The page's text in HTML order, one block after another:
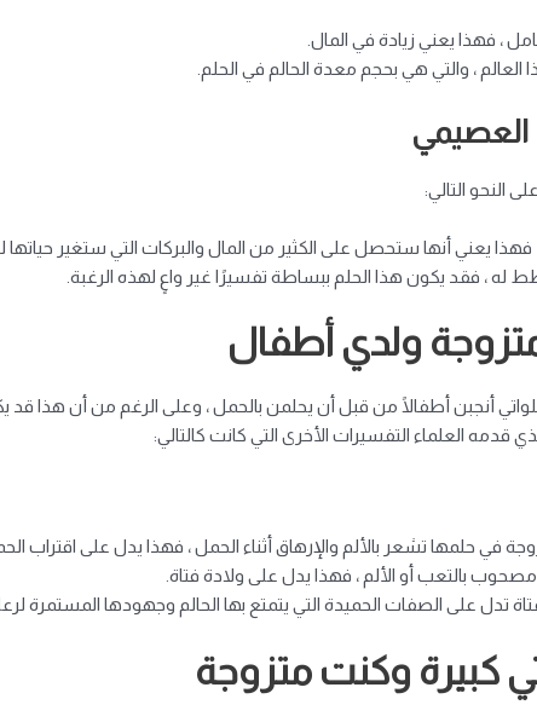
، فهذا يعني زيادة في المال.
، والتي هي بحجم معدة الحالم في الحلم.
العصيمي
النحو التالي:
فهذا يعني أنها ستحصل على الكثير من المال والبركات التي ستغير حياتها
له ، فقد يكون هذا الحلم ببساطة تفسيرًا غير واعٍ لهذه الرغبة.
ولدي أطفال
أنجبن أطفالًا من قبل أن يحلمن بالحمل ، وعلى الرغم من أن هذا
العلماء التفسيرات الأخرى التي كانت كالتالي:
في حلمها تشعر بالألم والإرهاق أثناء الحمل ، فهذا يدل على اقتراب
مصحوب بالتعب أو الألم ، فهذا يدل على ولادة فتاة.
تدل على الصفات الحميدة التي يتمتع بها الحالم وجهودها المستمرة
كبيرة وكنت متزوجة